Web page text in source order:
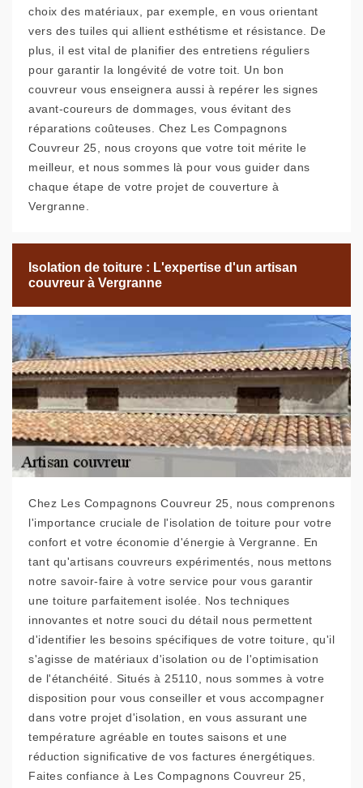
choix des matériaux, par exemple, en vous orientant
vers des tuiles qui allient esthétisme et résistance. De
plus, il est vital de planifier des entretiens réguliers
pour garantir la longévité de votre toit. Un bon
couvreur vous enseignera aussi à repérer les signes
avant-coureurs de dommages, vous évitant des
réparations coûteuses. Chez Les Compagnons
Couvreur 25, nous croyons que votre toit mérite le
meilleur, et nous sommes là pour vous guider dans
chaque étape de votre projet de couverture à
Vergranne.
Isolation de toiture : L'expertise d'un artisan
couvreur à Vergranne
Chez Les Compagnons Couvreur 25, nous comprenons
l'importance cruciale de l'isolation de toiture pour votre
confort et votre économie d'énergie à Vergranne. En
tant qu'artisans couvreurs expérimentés, nous mettons
notre savoir-faire à votre service pour vous garantir
une toiture parfaitement isolée. Nos techniques
innovantes et notre souci du détail nous permettent
d'identifier les besoins spécifiques de votre toiture, qu'il
s'agisse de matériaux d'isolation ou de l'optimisation
de l'étanchéité. Situés à 25110, nous sommes à votre
disposition pour vous conseiller et vous accompagner
dans votre projet d'isolation, en vous assurant une
température agréable en toutes saisons et une
réduction significative de vos factures énergétiques.
Faites confiance à Les Compagnons Couvreur 25,